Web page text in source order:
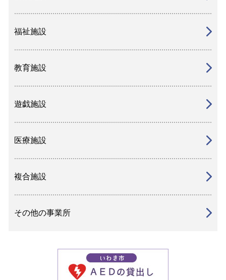
福祉施設
教育施設
遊戯施設
医療施設
複合施設
その他の事業所